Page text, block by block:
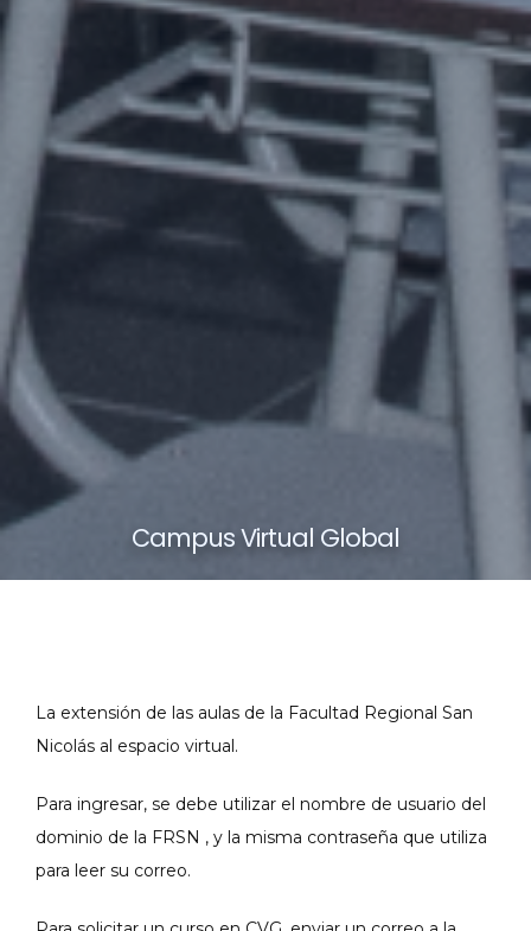
Campus Virtual Global
La extensión de las aulas de la Facultad Regional San
Nicolás al espacio virtual.
Para ingresar, se debe utilizar el nombre de usuario del
dominio de la FRSN , y la misma contraseña que utiliza
para leer su correo.